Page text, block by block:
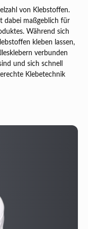
von Klebstoffen.
dabei maßgeblich für
Während sich
kleben lassen,
verbunden
und sich schnell
Klebetechnik